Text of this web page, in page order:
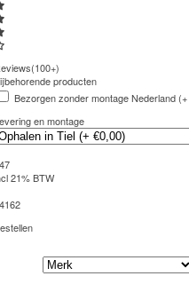
producten
Bezorgen zonder montage Nederland
en montage
21% BTW